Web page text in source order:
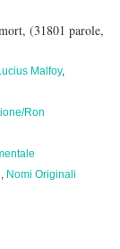
(31801 parole,
Malfoy,
Ron
, Nomi Originali